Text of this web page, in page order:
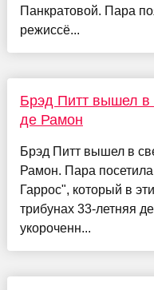
Панкратовой. Пара
режиссё...
Брэд Питт вышел в
де Рамон
Брэд Питт вышел в
Рамон. Пара
Гаррос", который в
трибунах 33-летняя
укороченн...